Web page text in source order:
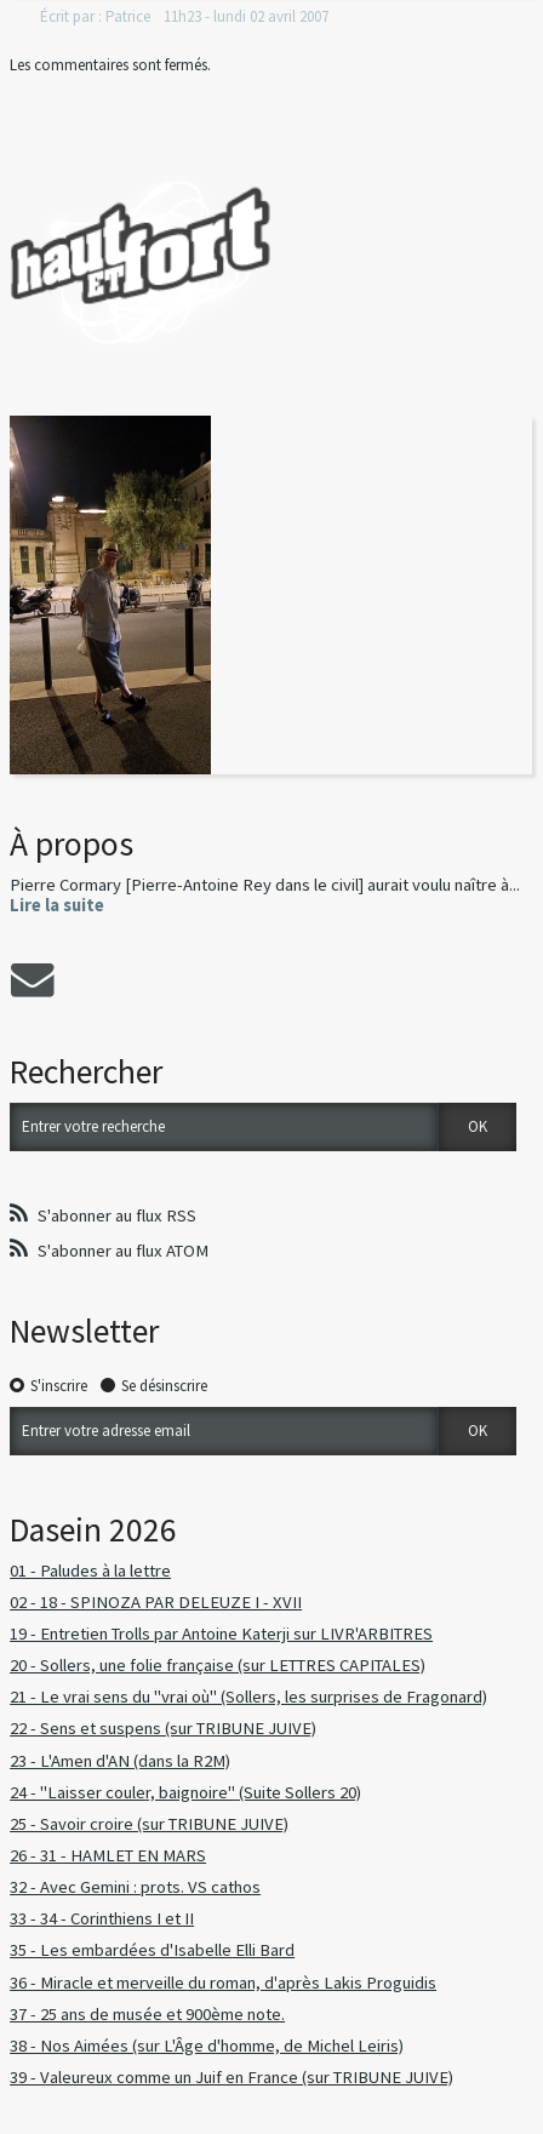
Écrit par : Patrice 11h23- lundi 02 avril 2007
Les commentaires sont fermés.
À propos
Pierre Cormary [Pierre-Antoine Rey dans le civil] aurait voulu naître à...
Lire la suite
Rechercher
S'abonner au flux RSS
S'abonner au flux ATOM
Newsletter
S'inscrire Se désinscrire
Dasein 2026
01 - Paludes à la lettre
02 - 18 - SPINOZA PAR DELEUZE I - XVII
19 - Entretien Trolls par Antoine Katerji sur LIVR'ARBITRES
20 - Sollers, une folie française (sur LETTRES CAPITALES)
21 - Le vrai sens du "vrai où" (Sollers, les surprises de Fragonard)
22 - Sens et suspens (sur TRIBUNE JUIVE)
23 - L'Amen d'AN (dans la R2M)
24 - "Laisser couler, baignoire" (Suite Sollers 20)
25 - Savoir croire (sur TRIBUNE JUIVE)
26 - 31 - HAMLET EN MARS
32 - Avec Gemini : prots. VS cathos
33 - 34 - Corinthiens I et II
35 - Les embardées d'Isabelle Elli Bard
36 - Miracle et merveille du roman, d'après Lakis Proguidis
37 - 25 ans de musée et 900ème note.
38 - Nos Aimées (sur L'Âge d'homme, de Michel Leiris)
39 - Valeureux comme un Juif en France (sur TRIBUNE JUIVE)